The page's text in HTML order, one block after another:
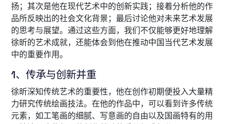
扬；其次是他在现代艺术中的创新实践；接着分析他的作
品所反映出的社会文化背景；最后讨论他对未来艺术发展
的思考与展望。通过这些方面，我们不仅能够更好地理解
徐昕的艺术成就，还能体会到他在推动中国当代艺术发展
中的重要作用。
1、传承与创新并重
徐昕深知传统艺术的重要性，他在创作初期便投入大量精
力研究传统绘画技法。在他的作品中，可以看到许多传统
元素，如工笔画的细腻、写意画的自由以及国画特有的用